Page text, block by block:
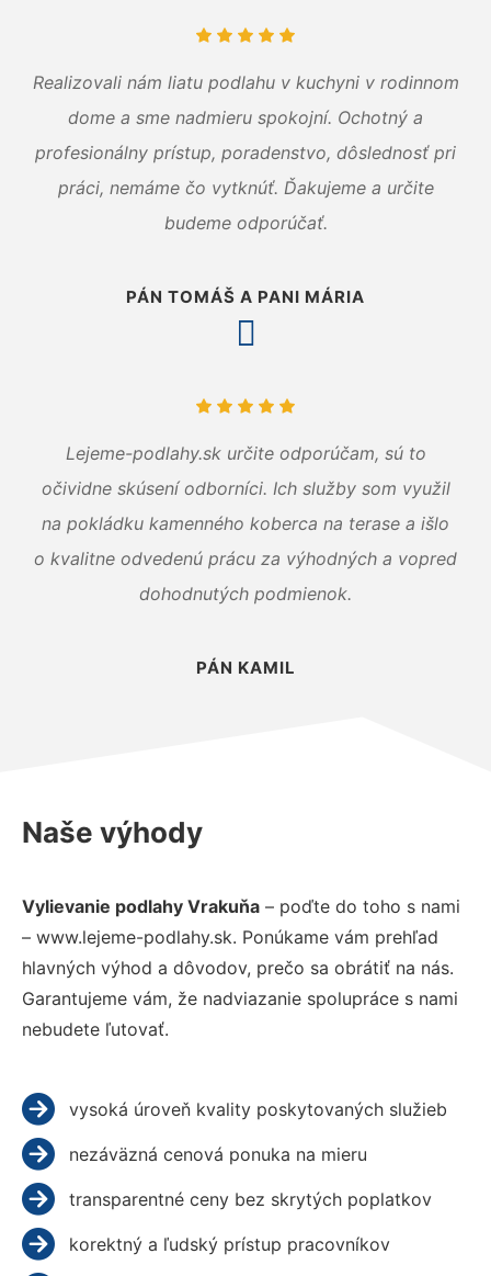
Realizovali nám liatu podlahu v kuchyni v rodinnom
dome a sme nadmieru spokojní. Ochotný a
profesionálny prístup, poradenstvo, dôslednosť pri
práci, nemáme čo vytknúť. Ďakujeme a určite
budeme odporúčať.
PÁN TOMÁŠ A PANI MÁRIA
Lejeme-podlahy.sk určite odporúčam, sú to
očividne skúsení odborníci. Ich služby som využil
na pokládku kamenného koberca na terase a išlo
o kvalitne odvedenú prácu za výhodných a vopred
dohodnutých podmienok.
PÁN KAMIL
Naše výhody
Vylievanie podlahy Vrakuňa – poďte do toho s nami
– www.lejeme-podlahy.sk. Ponúkame vám prehľad
hlavných výhod a dôvodov, prečo sa obrátiť na nás.
Garantujeme vám, že nadviazanie spolupráce s nami
nebudete ľutovať.
vysoká úroveň kvality poskytovaných služieb
nezáväzná cenová ponuka na mieru
transparentné ceny bez skrytých poplatkov
korektný a ľudský prístup pracovníkov